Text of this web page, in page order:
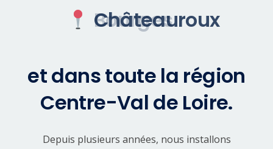
Châteauroux
et dans toute la région
Centre-Val de Loire.
Depuis plusieurs années, nous installons